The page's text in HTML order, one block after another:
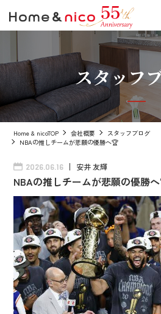
スタッフ
Home & nicoTOP 会社概要
スタッフブログ
NBAの推しチームが悲願の優勝へ🏆
2026.06.16 安井 友輝
NBAの推しチームが悲願の優勝